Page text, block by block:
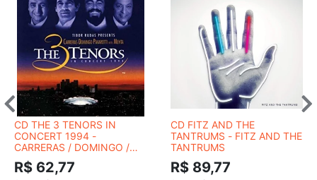
CD THE 3 TENORS IN
CONCERT 1994 -
CARRERAS / DOMINGO /
PAVAROTTI
R$ 62,77
CD FITZ AND THE
TANTRUMS ‎- FITZ AND THE
TANTRUMS
R$ 89,77